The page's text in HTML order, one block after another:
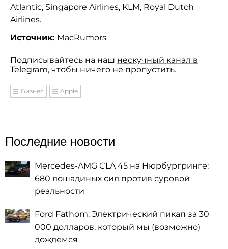
Atlantic, Singapore Airlines, KLM, Royal Dutch
Airlines.
Источник: MacRumors
Подписывайтесь на наш нескучный канал в
Telegram, чтобы ничего не пропустить.
Бизнес Apple
Последние новости
Mercedes-AMG CLA 45 на Нюрбургринге:
680 лошадиных сил против суровой
реальности
Ford Fathom: Электрический пикап за 30
000 долларов, который мы (возможно)
дождемся